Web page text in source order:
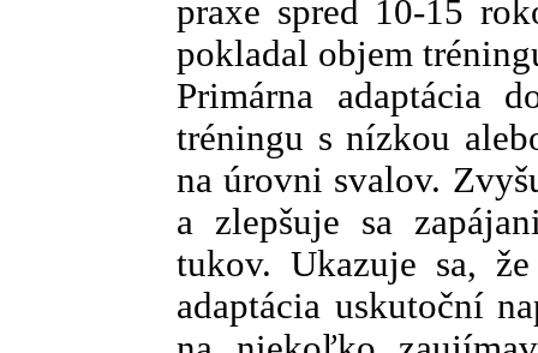
praxe spred 10-15
pokladal objem
Primárna adaptácia
tréningu s nízkou
na úrovni svalov.
a zlepšuje sa
tukov. Ukazuje sa,
adaptácia uskutoční